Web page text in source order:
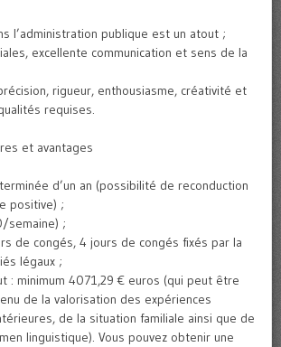
l’administration publique est un atout ;
excellente communication et sens de la
rigueur, enthousiasme, créativité et
requises.
et avantages
d’un an (possibilité de reconduction
positive) ;
semaine) ;
de congés, 4 jours de congés fixés par la
légaux ;
: minimum 4071,29 € euros (qui peut être
de la valorisation des expériences
de la situation familiale ainsi que de
linguistique). Vous pouvez obtenir une